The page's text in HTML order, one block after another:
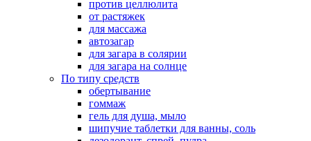
против целлюлита
от растяжек
для массажа
автозагар
для загара в солярии
для загара на солнце
По типу средств
обертывание
гоммаж
гель для душа, мыло
шипучие таблетки для ванны, соль